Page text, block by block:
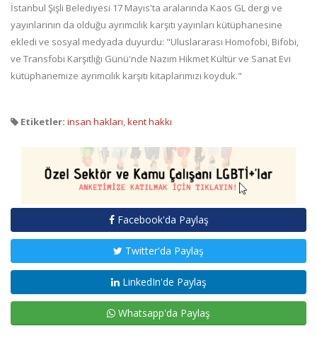
İstanbul Şişli Belediyesi 17 Mayıs'ta aralarında Kaos GL dergi ve
yayınlarının da olduğu ayrımcılık karşıtı yayınları kütüphanesine
ekledi ve sosyal medyada duyurdu: "Uluslararası Homofobi, Bifobi,
ve Transfobi Karşıtlığı Günü'nde Nazım Hikmet Kültür ve Sanat Evi
kütüphanemize ayrımcılık karşıtı kitaplarımızı koyduk."
Etiketler: insan hakları,kent hakkı
Facebook'da Paylaş
Twitter'da Paylaş
LinkedIn'de Paylaş
Whatsapp'da Paylaş